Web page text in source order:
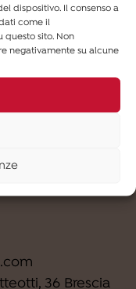
dispositivo. Il consenso a
come il
questo sito. Non
negativamente su alcune
iscrivermi alla
36 Brescia